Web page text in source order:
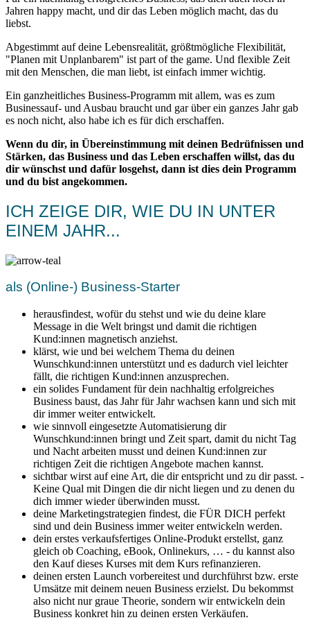
Jahren happy macht, und dir das Leben möglich macht, das du
liebst.
Abgestimmt auf deine Lebensrealität, größtmögliche Flexibilität,
"Planen mit Unplanbarem" ist part of the game. Und flexible Zeit
mit den Menschen, die man liebt, ist einfach immer wichtig.
Ein ganzheitliches Business-Programm mit allem, was es zum
Businessauf- und Ausbau braucht und gar über ein ganzes Jahr gab
es noch nicht, also habe ich es für dich erschaffen.
Wenn du dir, in Übereinstimmung mit deinen Bedrüfnissen und
Stärken, das Business und das Leben erschaffen willst, das du
dir wünschst und dafür losgehst, dann ist dies dein Programm
und du bist angekommen.
ICH ZEIGE DIR, WIE DU IN UNTER
EINEM JAHR...
als (Online-) Business-Starter
herausfindest, wofür du stehst und wie du deine klare
Message in die Welt bringst und damit die richtigen
Kund:innen magnetisch anziehst.
klärst, wie und bei welchem Thema du deinen
Wunschkund:innen unterstützt und es dadurch viel leichter
fällt, die richtigen Kund:innen anzusprechen.
ein solides Fundament für dein nachhaltig erfolgreiches
Business baust, das Jahr für Jahr wachsen kann und sich mit
dir immer weiter entwickelt.
wie sinnvoll eingesetzte Automatisierung dir
Wunschkund:innen bringt und Zeit spart, damit du nicht Tag
und Nacht arbeiten musst und deinen Kund:innen zur
richtigen Zeit die richtigen Angebote machen kannst.
sichtbar wirst auf eine Art, die dir entspricht und zu dir passt. -
Keine Qual mit Dingen die dir nicht liegen und zu denen du
dich immer wieder überwinden musst.
deine Marketingstrategien findest, die FÜR DICH perfekt
sind und dein Business immer weiter entwickeln werden.
dein erstes verkaufsfertiges Online-Produkt erstellst, ganz
gleich ob Coaching, eBook, Onlinekurs, … - du kannst also
den Kauf dieses Kurses mit dem Kurs refinanzieren.
deinen ersten Launch vorbereitest und durchführst bzw. erste
Umsätze mit deinem neuen Business erzielst. Du bekommst
also nicht nur graue Theorie, sondern wir entwickeln dein
Business konkret hin zu deinen ersten Verkäufen.